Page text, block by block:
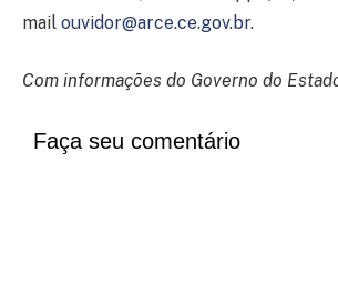
mail ouvidor@arce.ce.gov.br.
Com informações do Governo do
Faça seu comentário